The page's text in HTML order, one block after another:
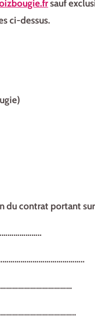
sauf
ci-dessus.
du contrat portant